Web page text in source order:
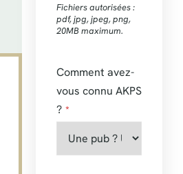
Fichiers autorisées :
pdf, jpg, jpeg, png,
20MB maximum.
Comment avez-
vous connu AKPS
? *